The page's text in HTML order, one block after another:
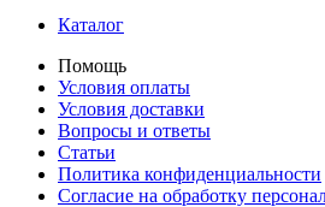
Каталог
Помощь
Условия оплаты
Условия доставки
Вопросы и ответы
Статьи
Политика конфиденциальности
Cогласие на обработку